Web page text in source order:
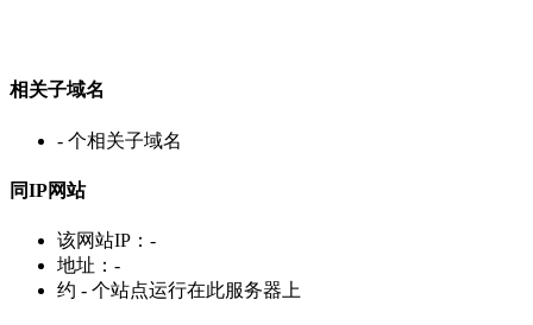
相关子域名
- 个相关子域名
同IP网站
该网站IP： -
地址： -
约 - 个站点运行在此服务器上